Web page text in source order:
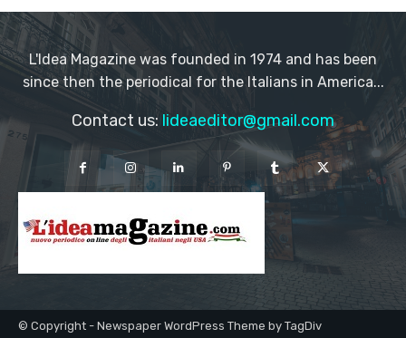
L'Idea Magazine was founded in 1974 and has been
since then the periodical for the Italians in America...
Contact us: lideaeditor@gmail.com
© Copyright - Newspaper WordPress Theme by TagDiv